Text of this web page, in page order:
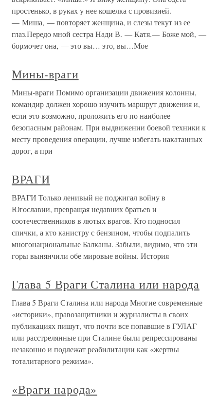
простенько, в руках у нее кошелка с провизией.
— Миша, — повторяет женщина, и слезы текут из ее
глаз.Передо мной сестра Нади В. — Катя.— Боже мой, —
бормочет она, — это вы… это, вы…Мое
Мины-враги
Мины-враги Помимо организации движения колонны,
командир должен хорошо изучить маршрут движения и,
если это возможно, проложить его по наиболее
безопасным районам. При выдвижении боевой техники к
месту проведения операции, лучше избегать накатанных
дорог, а при
ВРАГИ
ВРАГИ Только ленивый не поджигал войну в
Югославии, превращая недавних братьев и
соотечественников в лютых врагов. Кто подносил
спички, а кто канистру с бензином, чтобы подпалить
многонациональные Балканы. Забыли, видимо, что эти
горы вынянчили обе мировые войны. История
Глава 5 Враги Сталина или народа
Глава 5 Враги Сталина или народа Многие современные
«историки», правозащитники и журналисты в своих
публикациях пишут, что почти все попавшие в ГУЛАГ
или расстрелянные при Сталине были репрессированы
незаконно и подлежат реабилитации как «жертвы
тоталитарного режима».
«Враги народа»